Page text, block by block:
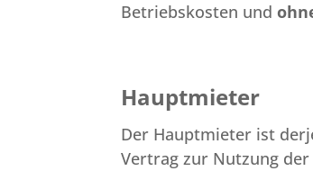
Betriebskosten und
Hauptmieter
Der Hauptmieter ist
Vertrag zur Nutzung